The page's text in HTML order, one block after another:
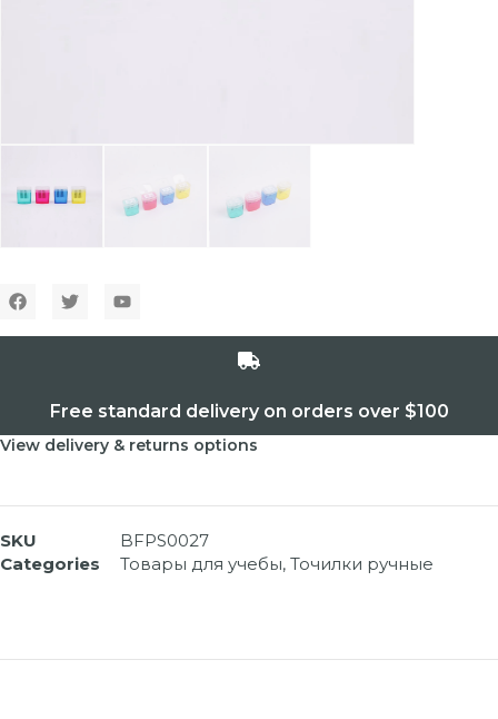
Free standard delivery on orders over $100
View delivery & returns options
SKU
BFPS0027
Categories
Товары для учебы, Точилки ручные